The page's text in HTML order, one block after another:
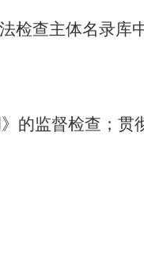
检查主体名录库
的监督检查；贯